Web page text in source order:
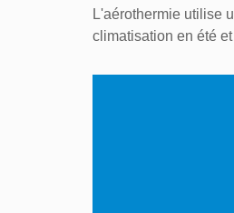
L'aérothermie utilise
climatisation en été